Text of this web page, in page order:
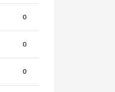
0
0
0